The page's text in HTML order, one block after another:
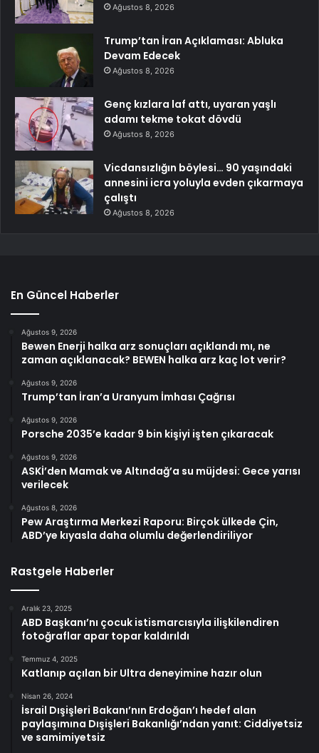
Ağustos 8, 2026
Trump’tan İran Açıklaması: Abluka
Devam Edecek
Ağustos 8, 2026
Genç kızlara laf attı, uyaran yaşlı
adamı tekme tokat dövdü
Ağustos 8, 2026
Vicdansızlığın böylesi… 90 yaşındaki
annesini icra yoluyla evden çıkarmaya
çalıştı
Ağustos 8, 2026
En Güncel Haberler
Ağustos 9, 2026
Bewen Enerji halka arz sonuçları açıklandı mı, ne
zaman açıklanacak? BEWEN halka arz kaç lot verir?
Ağustos 9, 2026
Trump’tan İran’a Uranyum İmhası Çağrısı
Ağustos 9, 2026
Porsche 2035’e kadar 9 bin kişiyi işten çıkaracak
Ağustos 9, 2026
ASKİ’den Mamak ve Altındağ’a su müjdesi: Gece yarısı
verilecek
Ağustos 8, 2026
Pew Araştırma Merkezi Raporu: Birçok ülkede Çin,
ABD’ye kıyasla daha olumlu değerlendiriliyor
Rastgele Haberler
Aralık 23, 2025
ABD Başkanı’nı çocuk istismarcısıyla ilişkilendiren
fotoğraflar apar topar kaldırıldı
Temmuz 4, 2025
Katlanıp açılan bir Ultra deneyimine hazır olun
Nisan 26, 2024
İsrail Dışişleri Bakanı’nın Erdoğan’ı hedef alan
paylaşımına Dışişleri Bakanlığı’ndan yanıt: Ciddiyetsiz
ve samimiyetsiz